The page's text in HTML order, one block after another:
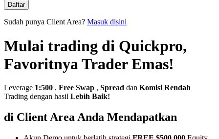
Daftar
Sudah punya Client Area? Masuk disini
Mulai trading di Quickpro,
Favoritnya Trader Emas!
Leverage 1:500 , Free Swap , Spread dan Komisi Rendah
Trading dengan hasil Lebih Baik!
di Client Area Anda Mendapatkan